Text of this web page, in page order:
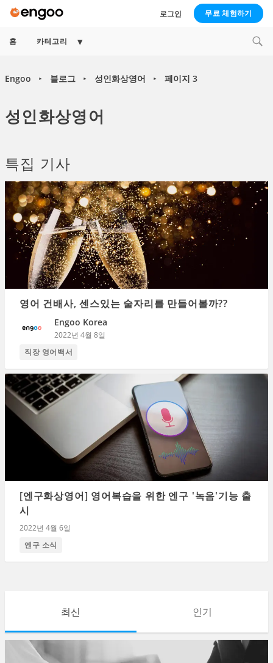
로그인 무료 체험하기
홈 카테고리
Engoo ► 블로그 ► 성인화상영어 ► 페이지 3
성인화상영어
특집 기사
영어 건배사, 센스있는 술자리를 만들어볼까??
Engoo Korea
2022년 4월 8일
직장 영어백서
[엔구화상영어] 영어복습을 위한 엔구 '녹음'기능 출
시
2022년 4월 6일
엔구 소식
최신 인기